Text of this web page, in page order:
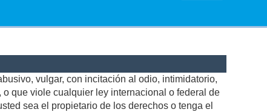
vulgar, con incitación al odio, intimidatorio,
que viole cualquier ley internacional o federal de
sea el propietario de los derechos o tenga el